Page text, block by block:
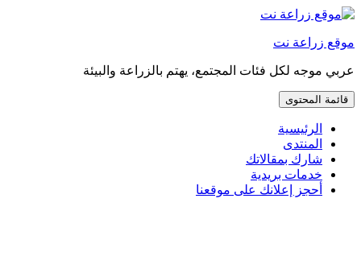
إذهب
إلى
موقع زراعة نت
عربي موجه لكل فئات المجتمع، يهتم بالزراعة والبيئة
قائمة المحتوى
الرئيسية
المنتدى
شارك بمقالاتك
خدمات بريدية
أحجز إعلانك على موقعنا